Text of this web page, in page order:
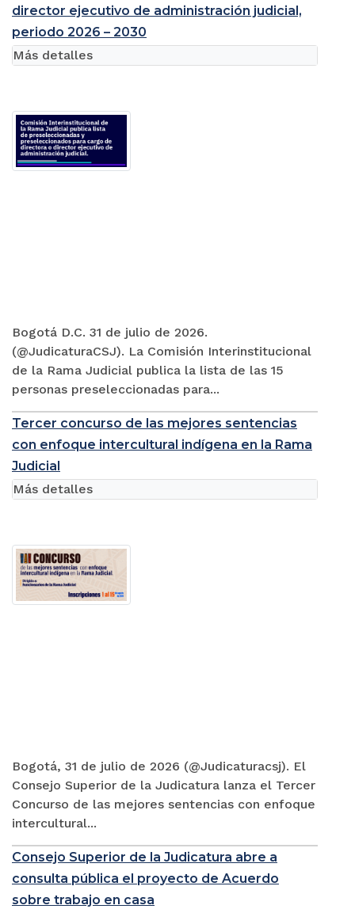
director ejecutivo de administración judicial,
periodo 2026 – 2030
Bogotá D.C. 31 de julio de 2026.
(@JudicaturaCSJ). La Comisión Interinstitucional
de la Rama Judicial publica la lista de las 15
personas preseleccionadas para...
Más detalles
Tercer concurso de las mejores sentencias
con enfoque intercultural indígena en la Rama
Judicial
Bogotá, 31 de julio de 2026 (@Judicaturacsj). El
Consejo Superior de la Judicatura lanza el Tercer
Concurso de las mejores sentencias con enfoque
intercultural...
Más detalles
Consejo Superior de la Judicatura abre a
consulta pública el proyecto de Acuerdo
sobre trabajo en casa